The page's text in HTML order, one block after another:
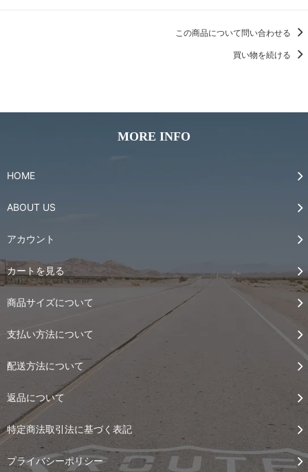
この商品について問い合わせる
買い物を続ける
MORE INFO
HOME
ABOUT US
アカウント
カートを見る
商品サイズについて
支払い方法について
配送方法について
返品について
特定商法取引法に基づく表記
プライバシーポリシー